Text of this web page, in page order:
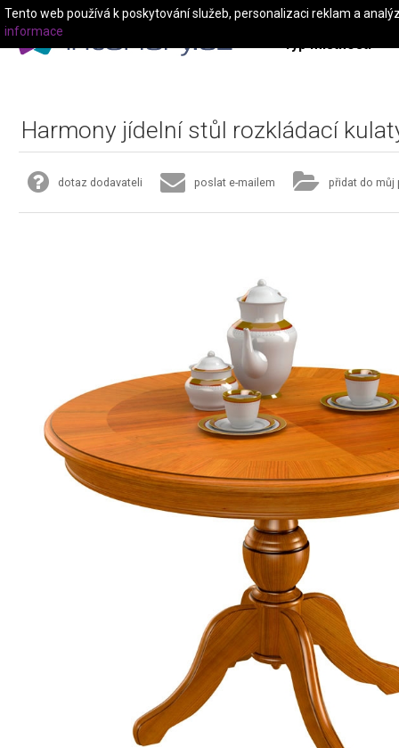
Typ místnosti
Harmony jídelní stůl rozkládací
dotaz dodavateli poslat e-mailem přidat do můj
Tento web používá k poskytování služeb, personalizaci reklam a
informace